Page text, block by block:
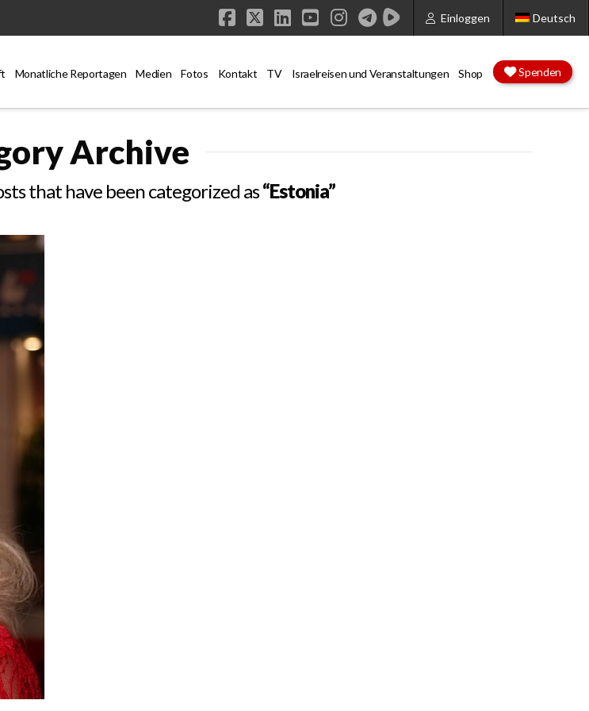
Einloggen Deutsch
Facebook
X LinkedIn
YouTube
Instagram
Monatliche Reportagen Medien Fotos Kontakt TV Israelreisen und Veranstaltungen Shop Spenden
Archive
that have been categorized as“Estonia”